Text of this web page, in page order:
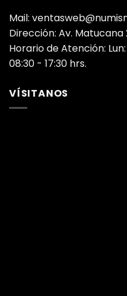
Mail:
Dirección: Av.
Horario de Atención:
08:30 - 17:30 hrs.
VÍSITANOS